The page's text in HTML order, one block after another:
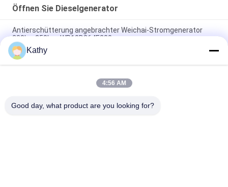
Öffnen Sie Dieselgenerator
Antierschütterung angebrachter Weichai-Stromgenerator
200kw 250kva WP10D264E200
offene Dieselzylinder WP10D238E200 180kw 225kva WEICHAI
generator-4
4 offener Dieselgenerator 300kw 375kva der Zylinder-
Kathy
4:56 AM
Good day, what product are you looking for?